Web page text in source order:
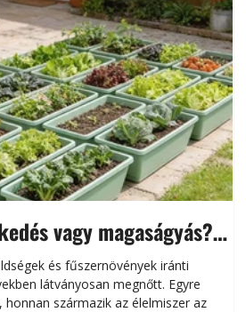
vagy magaságyás?
és fűszernövények iránti
látványosan megnőtt. Egyre
származik az élelmiszer az